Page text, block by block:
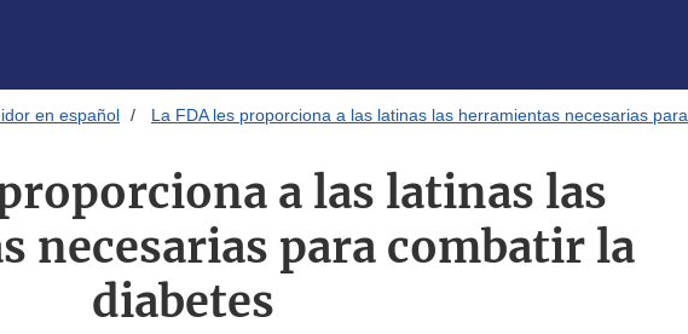
en español La FDA les proporciona a las latinas las herramientas necesarias
a las latinas las
necesarias para combatir la
diabetes